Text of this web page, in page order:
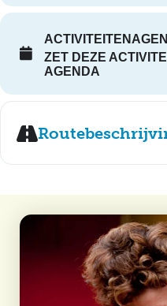
ZET DEZE
AGENDA